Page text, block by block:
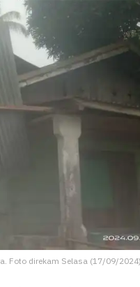
Foto direkam Selasa (17/09/2024).